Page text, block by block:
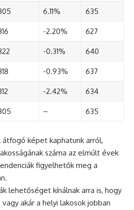
6.11% 635
-2.20% 627
-0.31% 640
-0.93% 637
-2.42% 634
– 635
képet kaphatunk arról,
száma az elmúlt évek
figyelhetők meg a
lehetőséget kínálnak arra is, hogy
akár a helyi lakosok jobban